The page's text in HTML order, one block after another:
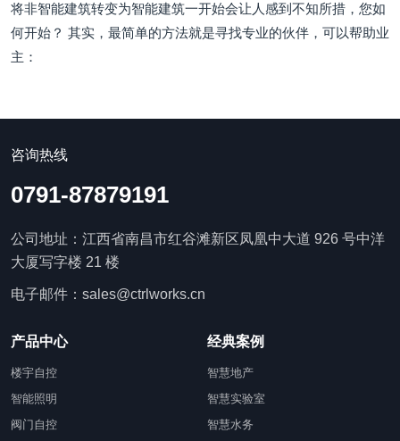
将非智能建筑转变为智能建筑一开始会让人感到不知所措，您如
何开始？ 其实，最简单的方法就是寻找专业的伙伴，可以帮助业
主：
咨询热线
0791-87879191
公司地址：江西省南昌市红谷滩新区凤凰中大道 926 号中洋
大厦写字楼 21 楼
电子邮件：sales@ctrlworks.cn
产品中心
楼宇自控
智能照明
阀门自控
经典案例
智慧地产
智慧实验室
智慧水务